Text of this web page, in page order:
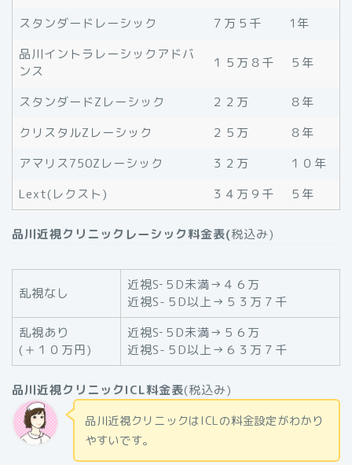
スタンダードレーシック
７万５千
1年
品川イントラレーシックアドバ
ンス
１５万８千 ５年
スタンダードZレーシック ２２万
８年
クリスタルZレーシック
２５万
８年
アマリス750Zレーシック
３２万
１０年
Lext(レクスト)
３４万９千 ５年
品川近視クリニックレーシック料金表(税込み)
乱視なし
近視S‐５D未満→４６万
近視S-５D以上→５３万７千
乱視あり
(＋１０万円)
近視S‐５D未満→５６万
近視S-５D以上→６３万７千
品川近視クリニックICL料金表(税込み)
品川近視クリニックはICLの料金設定がわかり
やすいです。